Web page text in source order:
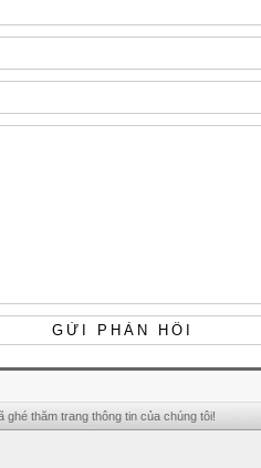
thăm trang thông tin của chúng tôi!